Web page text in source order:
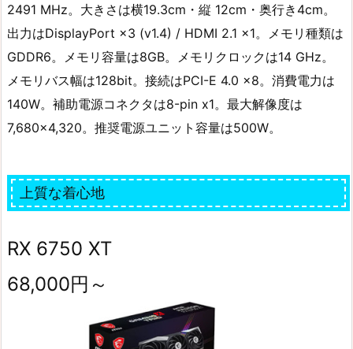
2491 MHz。大きさは横19.3cm・縦 12cm・奥行き4cm。
出力はDisplayPort ×3 (v1.4) / HDMI 2.1 ×1。メモリ種類は
GDDR6。メモリ容量は8GB。メモリクロックは14 GHz。
メモリバス幅は128bit。接続はPCI-E 4.0 x8。消費電力は
140W。補助電源コネクタは8-pin x1。最大解像度は
7,680×4,320。推奨電源ユニット容量は500W。
上質な着心地
RX 6750 XT
68,000円～